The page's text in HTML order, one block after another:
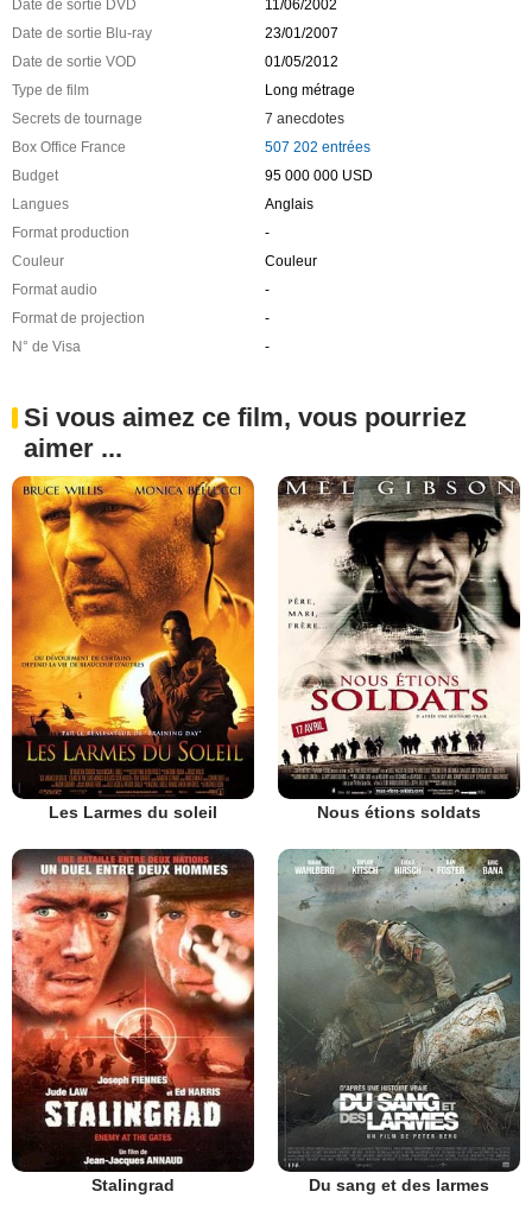
Date de sortie DVD
11/06/2002
Date de sortie Blu-ray
23/01/2007
Date de sortie VOD
01/05/2012
Type de film
Long métrage
Secrets de tournage
7 anecdotes
Box Office France
507 202 entrées
Budget
95 000 000 USD
Langues
Anglais
Format production
-
Couleur
Couleur
Format audio
-
Format de projection
-
N° de Visa
-
Si vous aimez ce film, vous pourriez
aimer ...
Les Larmes du soleil Nous étions soldats
Stalingrad Du sang et des larmes